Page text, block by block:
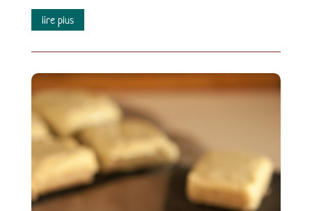
lire plus